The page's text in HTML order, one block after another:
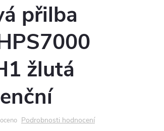
přilba
žlutá
Podrobnosti hodnocení